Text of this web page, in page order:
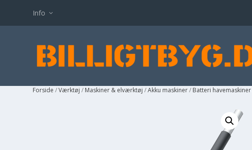
Info
Forside /Værktøj / Maskiner & elværktøj /Akku maskiner/ Batteri havemaskiner